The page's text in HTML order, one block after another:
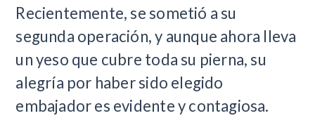
Recientemente, se sometió a su
segunda operación, y aunque ahora lleva
un yeso que cubre toda su pierna, su
alegría por haber sido elegido
embajador es evidente y contagiosa.